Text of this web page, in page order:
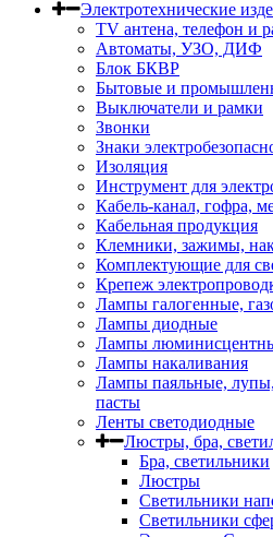
Электротехнические
TV aнтена, телефон и
Автоматы, УЗО, ДИФ
Блок БКВР
Бытовые и
Выключатели и рамки
Звонки
Знаки
Изоляция
Инструмент для
Кабель-канал, гофра,
Кабельная продукция
Клемники, зажимы,
Комплектующие для
Крепеж
Лампы галогенные,
Лампы диодные
Лампы
Лампы накаливания
Лампы паяльные,
пасты
Ленты светодиодные
Люстры, бра,
Бра, светильники
Люстры
Светильники
Светильники